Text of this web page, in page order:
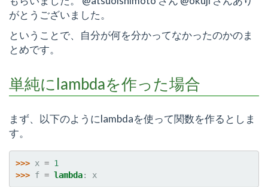
がとうございました。
ということで、自分が何を分かってなかったのかのま
とめです。
単純にlambdaを作った場合
まず、以下のようにlambdaを使って関数を作るとしま
す。
>>> x = 1
>>> f = lambda: x